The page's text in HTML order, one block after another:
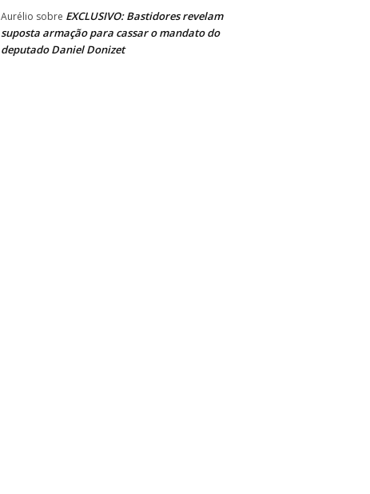
Aurélio sobre EXCLUSIVO: Bastidores revelam
suposta armação para cassar o mandato do
deputado Daniel Donizet